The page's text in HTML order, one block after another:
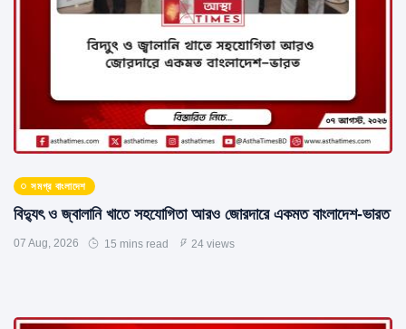
সমগ্র বাংলাদেশ
বিদ্যুৎ ও জ্বালানি খাতে সহযোগিতা আরও জোরদারে একমত বাংলাদেশ-ভারত
07 Aug, 2026 15 mins read 24 views